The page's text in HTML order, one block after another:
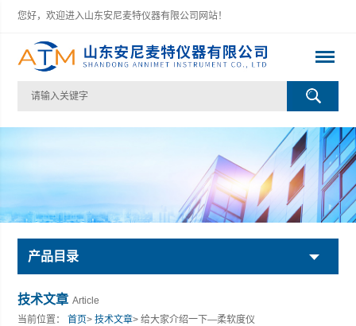
您好，欢迎进入山东安尼麦特仪器有限公司网站！
产品目录
技术文章 Article
当前位置：首页>技术文章> 给大家介绍一下—柔软度仪